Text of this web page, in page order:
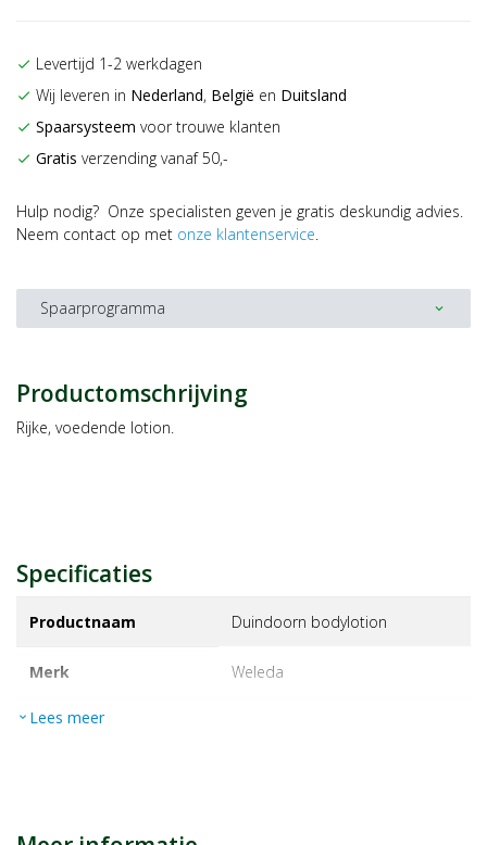
check Levertijd 1-2 werkdagen
check Wij leveren in Nederland, België en Duitsland
check Spaarsysteem voor trouwe klanten
check Gratis verzending vanaf 50,-
Hulp nodig? Onze specialisten geven je gratis deskundig advies.
Neem contact op met onze klantenservice.
Spaarprogramma expand_more
Productomschrijving
Rijke, voedende lotion.
Specificaties
Productnaam Duindoorn bodylotion
Merk weleda
EAN
expand_more Lees meer